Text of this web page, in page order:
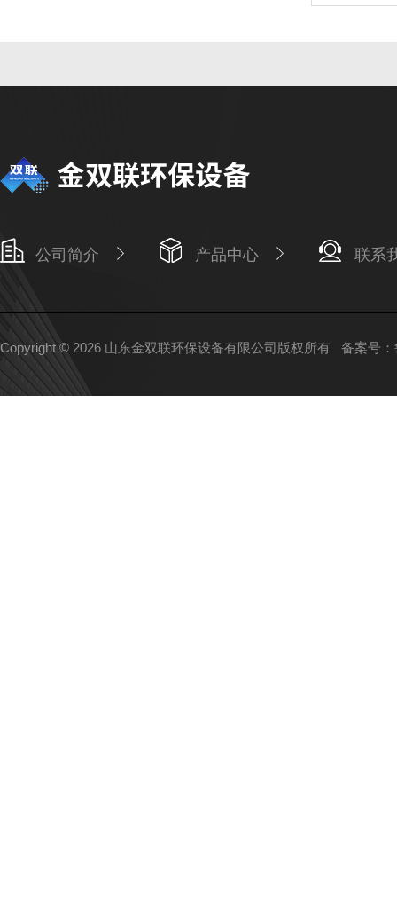
公司简介 产品中心 联系
Copyright © 2026 山东金双联环保设备有限公司版权所有 备案号